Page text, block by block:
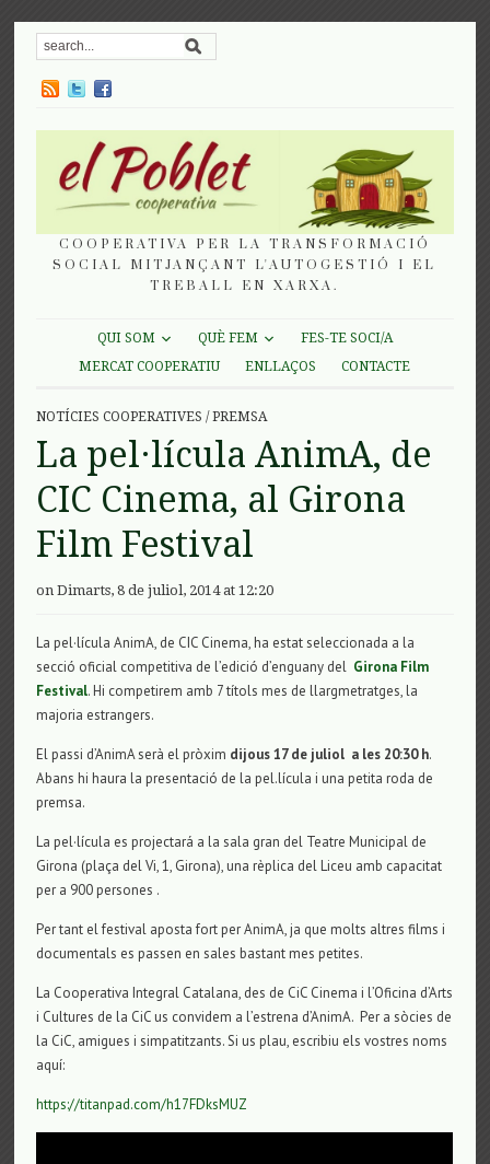
COOPERATIVA PER LA TRANSFORMACIÓ
SOCIAL MITJANÇANT L'AUTOGESTIÓ I EL
TREBALL EN XARXA.
QUI SOM QUÈ FEM
FES-TE SOCI/A
MERCAT COOPERATIU
ENLLAÇOS CONTACTE
NOTÍCIES COOPERATIVES /PREMSA
La pel·lícula AnimA, de
CIC Cinema, al Girona
Film Festival
on Dimarts, 8 de juliol, 2014 at 12:20
La pel·lícula AnimA, de CIC Cinema, ha estat seleccionada a la
secció oficial competitiva de l’edició d’enguany del Girona Film
Festival. Hi competirem amb 7 títols mes de llargmetratges, la
majoria estrangers.
El passi d’AnimA serà el pròxim dijous 17 de juliol a les 20:30 h.
Abans hi haura la presentació de la pel.lícula i una petita roda de
premsa.
La pel·lícula es projectará a la sala gran del Teatre Municipal de
Girona (plaça del Vi, 1, Girona), una rèplica del Liceu amb capacitat
per a 900 persones .
Per tant el festival aposta fort per AnimA, ja que molts altres films i
documentals es passen en sales bastant mes petites.
La Cooperativa Integral Catalana, des de CiC Cinema i l’Oficina d’Arts
i Cultures de la CiC us convidem a l’estrena d’AnimA. Per a sòcies de
la CiC, amigues i simpatitzants. Si us plau, escribiu els vostres noms
aquí:
https://titanpad.com/h17FDksMUZ